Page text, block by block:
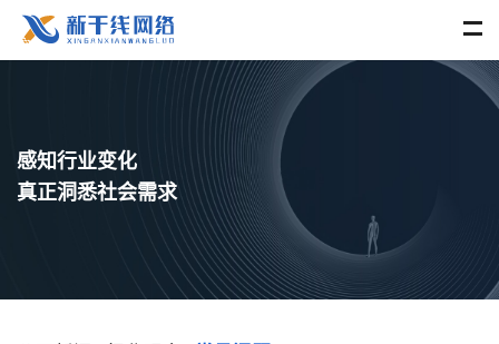
感知行业变化
真正洞悉社会需求